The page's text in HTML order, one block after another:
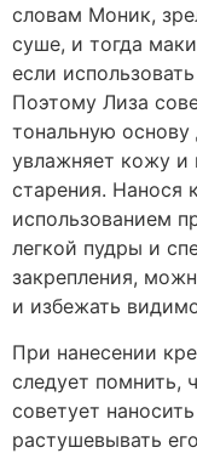
словам Моник,
суше, и тогда
если
Поэтому Лиза
тональную
увлажняет кожу и
старения. Нанося
использованием
легкой пудры и
закрепления,
и избежать
При нанесении
следует помнить,
советует
растушевывать